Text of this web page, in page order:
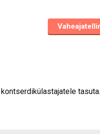
tasuta.